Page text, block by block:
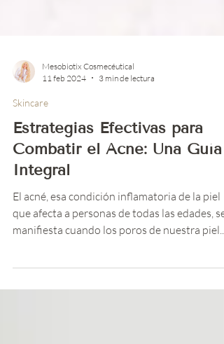
Mesobiotix Cosmecéutical
11 feb 2024
3 min de lectura
Estrategias Efectivas para
Combatir el Acné: Una Guía
Integral
que afecta a personas de todas las edades, se